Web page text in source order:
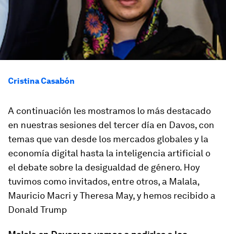
Cristina Casabón
A continuación les mostramos lo más destacado
en nuestras sesiones del tercer día en Davos, con
temas que van desde los mercados globales y la
economía digital hasta la inteligencia artificial o
el debate sobre la desigualdad de género. Hoy
tuvimos como invitados, entre otros, a Malala,
Mauricio Macri y Theresa May, y hemos recibido a
Donald Trump